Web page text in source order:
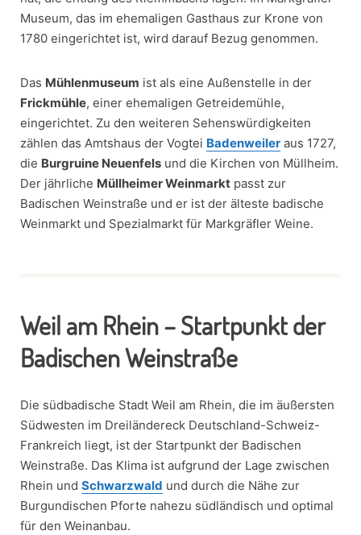
Museum, das im ehemaligen Gasthaus zur Krone von
1780 eingerichtet ist, wird darauf Bezug genommen.
Das Mühlenmuseum ist als eine Außenstelle in der
Frickmühle, einer ehemaligen Getreidemühle,
eingerichtet. Zu den weiteren Sehenswürdigkeiten
zählen das Amtshaus der Vogtei Badenweiler aus 1727,
die Burgruine Neuenfels und die Kirchen von Müllheim.
Der jährliche Müllheimer Weinmarkt passt zur
Badischen Weinstraße und er ist der älteste badische
Weinmarkt und Spezialmarkt für Markgräfler Weine.
Weil am Rhein – Startpunkt der
Badischen Weinstraße
Die südbadische Stadt Weil am Rhein, die im äußersten
Südwesten im Dreiländereck Deutschland-Schweiz-
Frankreich liegt, ist der Startpunkt der Badischen
Weinstraße. Das Klima ist aufgrund der Lage zwischen
Rhein und Schwarzwald und durch die Nähe zur
Burgundischen Pforte nahezu südländisch und optimal
für den Weinanbau.